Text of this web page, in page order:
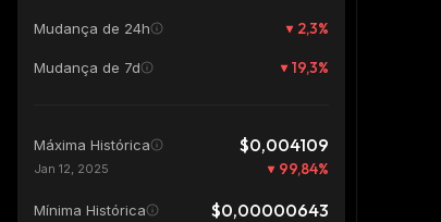
Mudança de 24h 2,3%
Mudança de 7d 19,3%
Máxima Histórica $0,004109
Jan 12, 2025 99,84%
Mínima Histórica $0,00000643